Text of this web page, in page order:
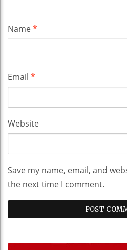
Name*
Email *
Website
Save my name, email, and
the next time I comment.